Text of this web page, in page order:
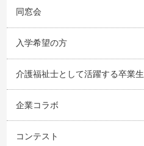
同窓会
入学希望の方
介護福祉士として活躍する卒業生
企業コラボ
コンテスト